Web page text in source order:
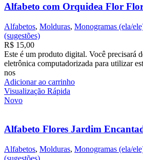
Alfabeto com Orquidea Flor
Alfabetos, Molduras, Monogramas (ela/
(sugestões)
R$ 15,00
Este é um produto digital. Você precisará
eletrônica computadorizada para utilizar
nos
Adicionar ao carrinho
Visualização Rápida
Novo
Alfabeto Flores Jardim
Alfabetos, Molduras, Monogramas (ela/
(sugestões)